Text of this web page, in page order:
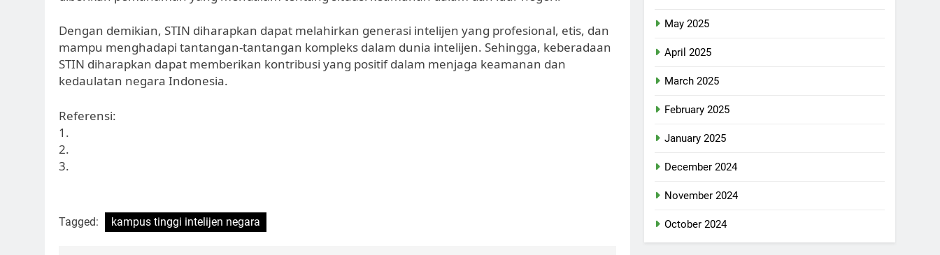
Dengan demikian, STIN diharapkan dapat melahirkan generasi intelijen yang profesional, etis, dan
mampu menghadapi tantangan-tantangan kompleks dalam dunia intelijen. Sehingga, keberadaan
STIN diharapkan dapat memberikan kontribusi yang positif dalam menjaga keamanan dan
kedaulatan negara Indonesia.
Referensi:
1.
2.
3.
Tagged: kampus tinggi intelijen negara
May 2025
April 2025
March 2025
February 2025
January 2025
December 2024
November 2024
October 2024